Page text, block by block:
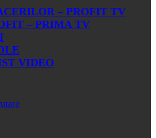
– PROFIT TV
– PRIMA TV
VIDEO